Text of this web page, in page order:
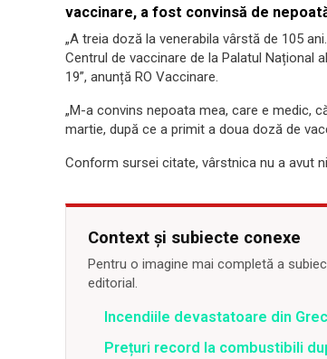
vaccinare, a fost convinsă de
„A treia doză la venerabila vârstă de 105
Centrul de vaccinare de la Palatul Național
19”, anunță RO Vaccinare.
„M-a convins nepoata mea, care e medic,
martie, după ce a primit a doua doză de
Conform sursei citate, vârstnica nu a avut
Context și subiecte conexe
Pentru o imagine mai completă a
editorial.
Incendiile devastatoare din
Prețuri record la combustibili